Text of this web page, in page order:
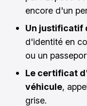
encore d'un
Un justificatif
d'identité en
ou un
Le certificat
véhicule,
grise.